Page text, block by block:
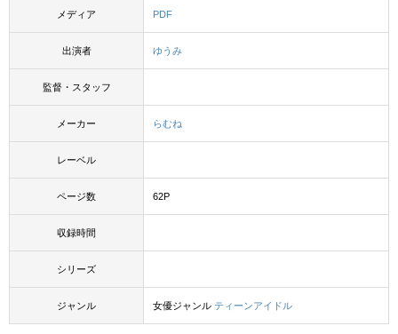
メディア PDF
出演者 ゆうみ
監督・スタッフ
メーカー らむね
レーベル
ページ数 62P
収録時間
シリーズ
ジャンル 女優ジャンル ティーンアイドル